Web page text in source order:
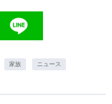
家族 ニュース